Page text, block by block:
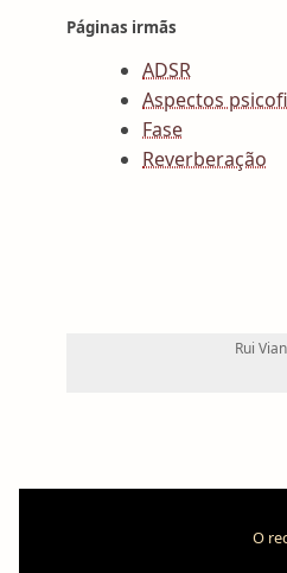
Páginas irmãs
ADSR
Aspectos
Fase
Reverberação
Rui
O